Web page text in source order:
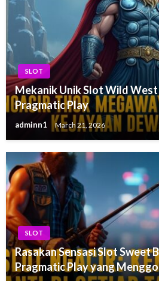
SLOT
Mekanik Unik Slot Wild
Pragmatic Play
adminn1 March 21, 2026
SLOT
Rasakan Sensasi Slot Sweet
Pragmatic Play yang